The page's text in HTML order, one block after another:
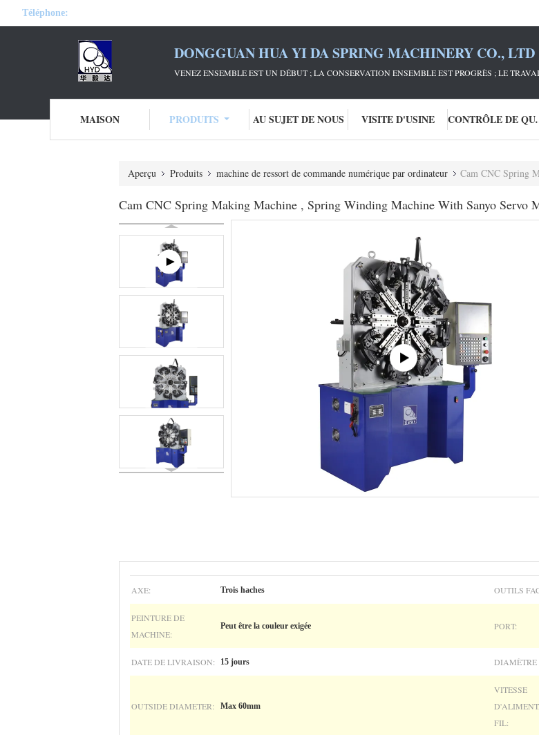
Téléphone:
DONGGUAN HUA YI DA SPRING MACHINERY CO., LTD
VENEZ ENSEMBLE EST UN DÉBUT ; LA CONSERVATION ENSEMBLE EST PROGRÈS ; LE
MAISON PRODUITS AU SUJET DE NOUS VISITE D'USINE
Aperçu Produits machine de ressort de commande numérique par ordinateur Cam CNC Spring
Cam CNC Spring Making Machine , Spring Winding Machine With Sanyo Servo
AXE: Trois haches OUTILS
PEINTURE DE
MACHINE:
Peut être la couleur exigée PORT:
DATE DE LIVRAISON: 15 jours DIAMÈTRE
OUTSIDE DIAMETER: Max 60mm
VITESSE
FIL: